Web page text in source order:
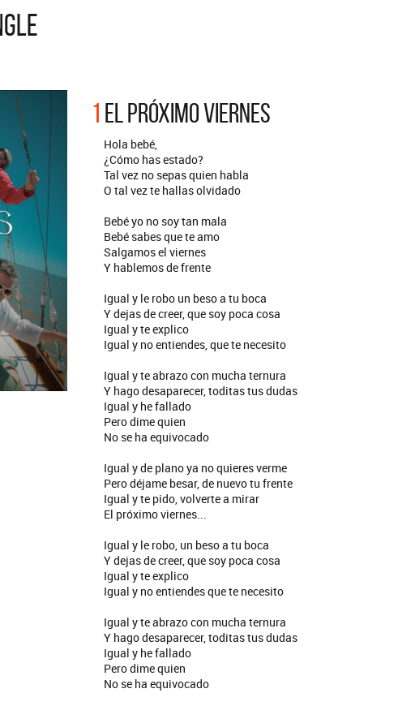
1 EL PRÓXIMO VIERNES
Hola bebé,
¿Cómo has estado?
Tal vez no sepas quien habla
O tal vez te hallas olvidado
Bebé yo no soy tan mala
Bebé sabes que te amo
Salgamos el viernes
Y hablemos de frente
Igual y le robo un beso a tu boca
Y dejas de creer, que soy poca cosa
Igual y te explico
Igual y no entiendes, que te necesito
Igual y te abrazo con mucha ternura
Y hago desaparecer, toditas tus dudas
Igual y he fallado
Pero dime quien
No se ha equivocado
Igual y de plano ya no quieres verme
Pero déjame besar, de nuevo tu frente
Igual y te pido, volverte a mirar
El próximo viernes...
Igual y le robo, un beso a tu boca
Y dejas de creer, que soy poca cosa
Igual y te explico
Igual y no entiendes que te necesito
Igual y te abrazo con mucha ternura
Y hago desaparecer, toditas tus dudas
Igual y he fallado
Pero dime quien
No se ha equivocado
colección completa de los CMTV